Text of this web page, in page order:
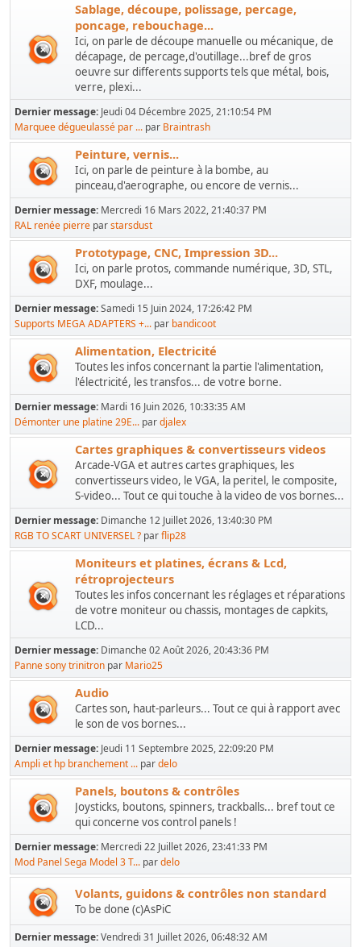
Sablage, découpe, polissage, percage,
poncage, rebouchage...
Ici, on parle de découpe manuelle ou mécanique, de
décapage, de percage,d'outillage...bref de gros
oeuvre sur differents supports tels que métal, bois,
verre, plexi...
Dernier message: Jeudi 04 Décembre 2025, 21:10:54 PM
Marquee dégueulassé par ... par Braintrash
Peinture, vernis...
Ici, on parle de peinture à la bombe, au
pinceau,d'aerographe, ou encore de vernis...
Dernier message: Mercredi 16 Mars 2022, 21:40:37 PM
RAL renée pierre parstarsdust
Prototypage, CNC, Impression 3D...
Ici, on parle protos, commande numérique, 3D, STL,
DXF, moulage...
Dernier message:Samedi 15 Juin 2024, 17:26:42 PM
Supports MEGA ADAPTERS +... par bandicoot
Alimentation, Electricité
Toutes les infos concernant la partie l'alimentation,
l'électricité, les transfos... de votre borne.
Dernier message: Mardi 16 Juin 2026, 10:33:35 AM
Démonter une platine 29E... pardjalex
Cartes graphiques & convertisseurs videos
Arcade-VGA et autres cartes graphiques, les
convertisseurs video, le VGA, la peritel, le composite,
S-video... Tout ce qui touche à la video de vos bornes...
Dernier message: Dimanche 12 Juillet 2026, 13:40:30 PM
RGB TO SCART UNIVERSEL ? parflip28
Moniteurs et platines, écrans & Lcd,
rétroprojecteurs
Toutes les infos concernant les réglages et réparations
de votre moniteur ou chassis, montages de capkits,
LCD...
Dernier message: Dimanche 02 Août 2026, 20:43:36 PM
Panne sony trinitron par Mario25
Audio
Cartes son, haut-parleurs... Tout ce qui à rapport avec
le son de vos bornes...
Dernier message: Jeudi 11 Septembre 2025, 22:09:20 PM
Ampli et hp branchement ... pardelo
Panels, boutons & contrôles
Joysticks, boutons, spinners, trackballs... bref tout ce
qui concerne vos control panels !
Dernier message: Mercredi 22 Juillet 2026, 23:41:33 PM
Mod Panel Sega Model 3 T... pardelo
Volants, guidons & contrôles non standard
To be done (c)AsPiC
Dernier message:Vendredi 31 Juillet 2026, 06:48:32 AM